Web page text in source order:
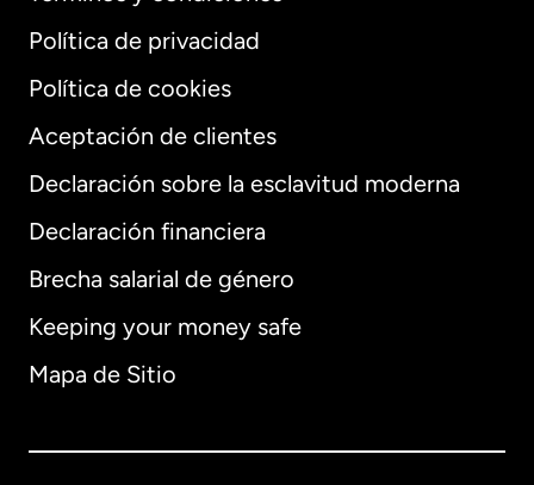
Política de privacidad
Política de cookies
Aceptación de clientes
Declaración sobre la esclavitud moderna
Declaración financiera
Brecha salarial de género
Keeping your money safe
Mapa de Sitio
Internacional English
Alemania